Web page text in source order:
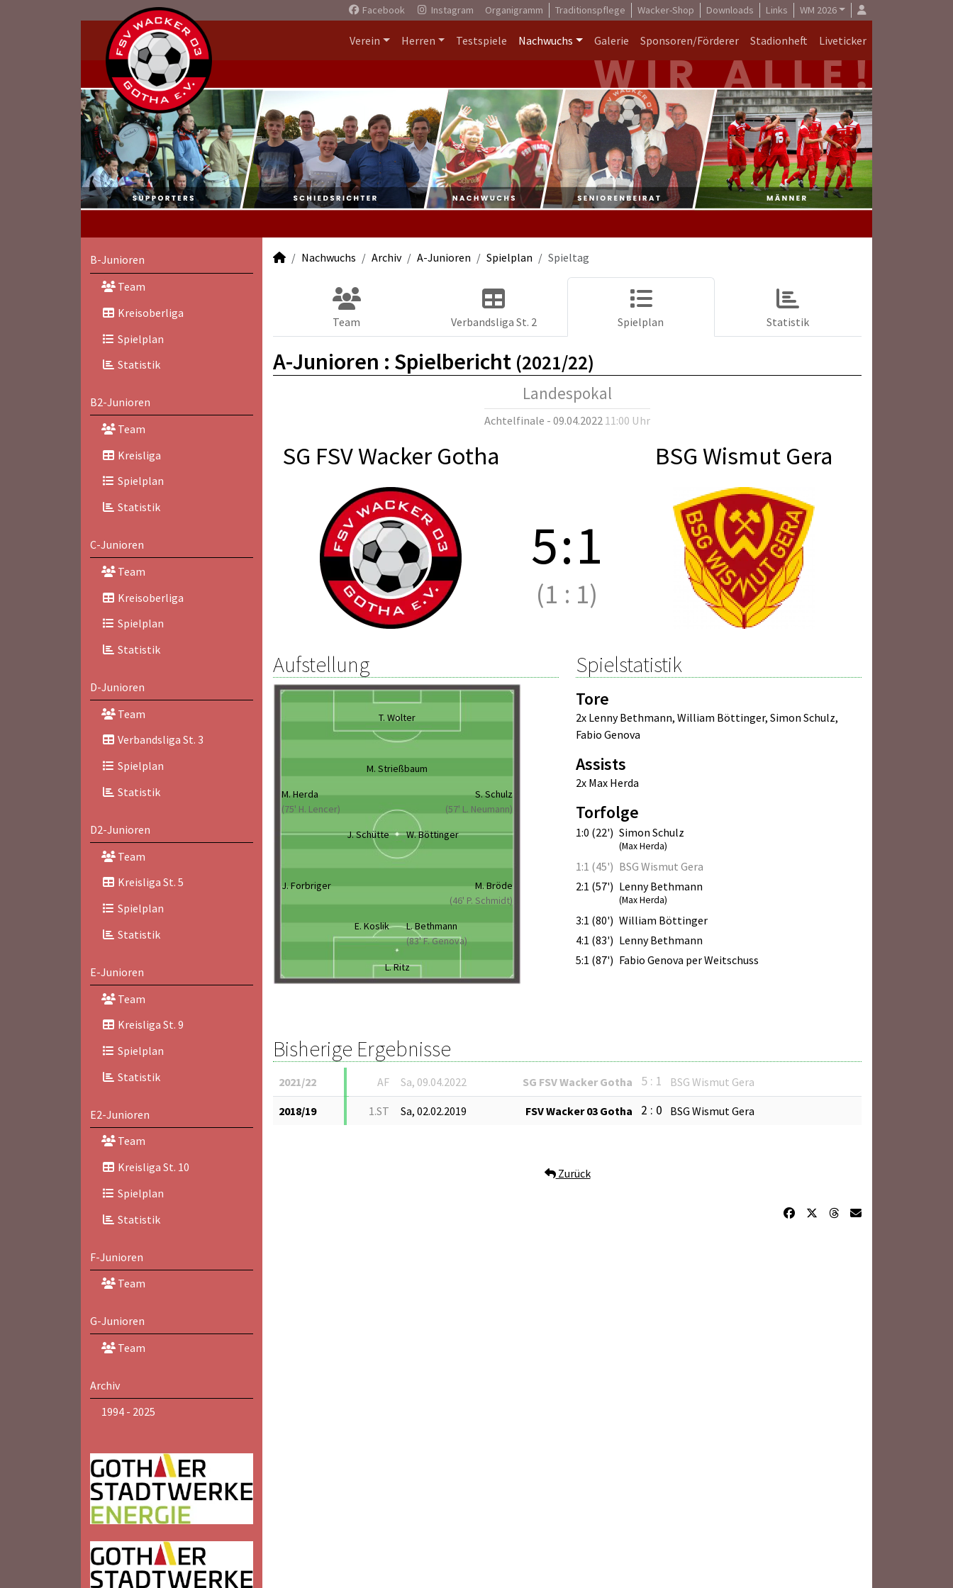
Facebook Instagram Organigramm Traditionspflege Wacker-Shop Downloads Links WM 2026
Verein Herren Testspiele Nachwuchs Galerie Sponsoren/Förderer Stadionheft Liveticker
B-Junioren
Team
Kreisoberliga
Spielplan
Statistik
B2-Junioren
Team
Kreisliga
Spielplan
Statistik
C-Junioren
Team
Kreisoberliga
Spielplan
Statistik
D-Junioren
Team
Verbandsliga St. 3
Spielplan
Statistik
D2-Junioren
Team
Kreisliga St. 5
Spielplan
Statistik
E-Junioren
Team
Kreisliga St. 9
Spielplan
Statistik
E2-Junioren
Team
Kreisliga St. 10
Spielplan
Statistik
F-Junioren
Team
G-Junioren
Team
Archiv
1994 - 2025
Nachwuchs Archiv A-Junioren Spielplan Spieltag
Team Verbandsliga St. 2 Spielplan Statistik
A-Junioren : Spielbericht (2021/22)
Landespokal
Achtelfinale - 09.04.2022 11:00 Uhr
SG FSV Wacker Gotha BSG Wismut Gera
5:1
(1 : 1)
Aufstellung
T. Wolter
M. Strießbaum
M. Herda
(75' H. Lencer)
S. Schulz
(57' L. Neumann)
J. Schütte
W. Böttinger
J. Forbriger
M. Bröde
(46' P. Schmidt)
E. Koslik
L. Bethmann
(83' F. Genova)
L. Ritz
Spielstatistik
Tore
2x Lenny Bethmann, William Böttinger, Simon Schulz,
Fabio Genova
Assists
2x Max Herda
Torfolge
1:0 (22') Simon Schulz
(Max Herda)
1:1 (45') BSG Wismut Gera
2:1 (57') Lenny Bethmann
(Max Herda)
3:1 (80') William Böttinger
4:1 (83') Lenny Bethmann
5:1 (87') Fabio Genova per Weitschuss
Bisherige Ergebnisse
2021/22 AF Sa, 09.04.2022 SG FSV Wacker Gotha 5 : 1 BSG Wismut Gera
2018/19 1.ST Sa, 02.02.2019 FSV Wacker 03 Gotha 2 : 0 BSG Wismut Gera
Zurück